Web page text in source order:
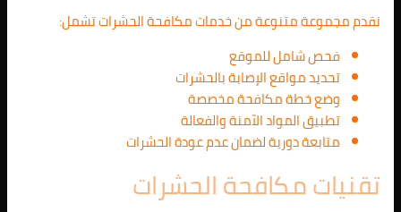
نقدم مجموعة متنوعة من خدمات مكافحة الحشرات تشمل:
فحص شامل للموقع
تحديد مواقع الإصابة بالحشرات
وضع خطة مكافحة مخصصة
تطبيق المواد الآمنة والفعالة
متابعة دورية لضمان عدم عودة الحشرات
تقنيات مكافحة الحشرات